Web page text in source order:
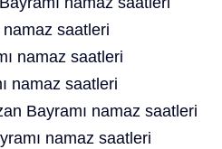
saatleri
namaz saatleri
namaz saatleri
Bayramı namaz saatleri
namaz saatleri